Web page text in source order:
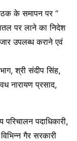
के समापन पर “
पर लाने का निदेश
उपलब्ध कराने एवं
श्री संदीप सिंह,
नारायण प्रसाद,
पदाधिकारी,
गैर सरकारी